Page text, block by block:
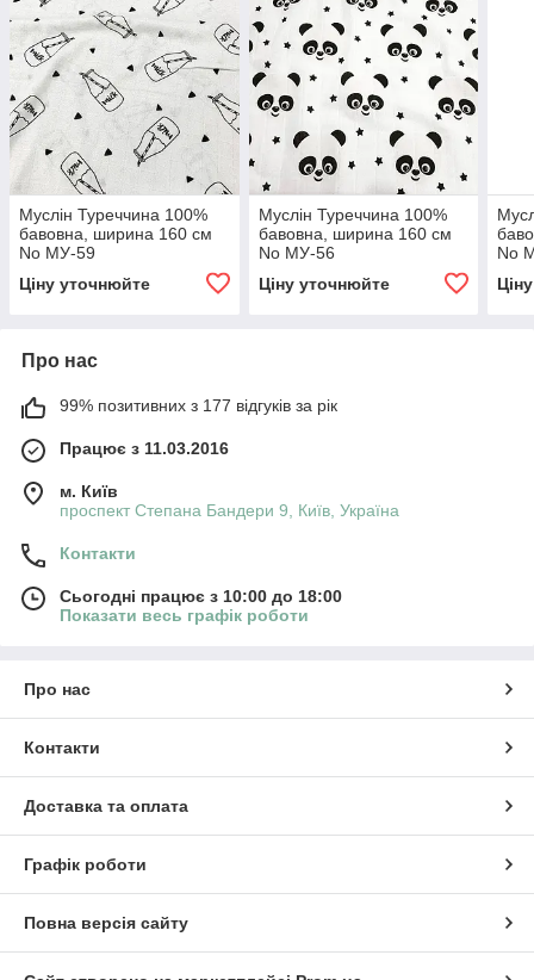
Муслін Туреччина 100%
бавовна, ширина 160 см
No МУ-59
Ціну уточнюйте
Муслін Туреччина 100%
бавовна, ширина 160 см
No МУ-56
Ціну уточнюйте
No
Про нас
99% позитивних з 177 відгуків за рік
Працює з 11.03.2016
м. Київ
проспект Степана Бандери 9, Київ, Україна
Контакти
Сьогодні працює з 10:00 до 18:00
Показати весь графік роботи
Про нас
Контакти
Доставка та оплата
Графік роботи
Повна версія сайту